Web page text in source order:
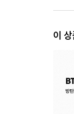
이